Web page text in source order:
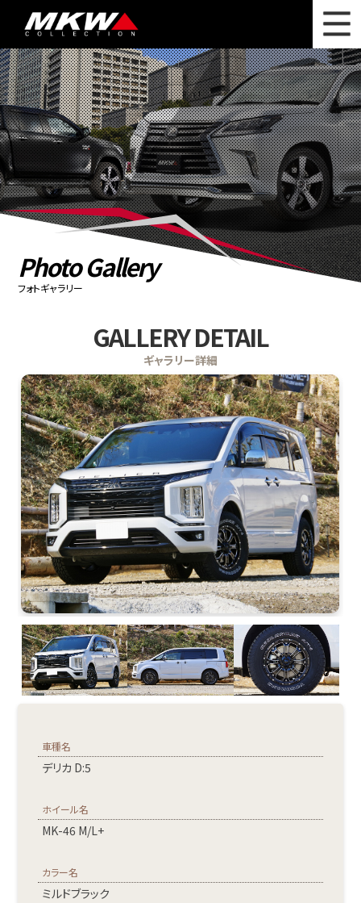
WHAT'S NEW ニュース
WHEEL LINEUP ホイールラインナップ
OTHER PRODUCT 関連製品
PHOTO GALLERY フォトギャラリー
カタログ請求
PRIVACY POLICY 個人情報保護方針
Photo Gallery
フォトギャラリー
GALLERY DETAIL
ギャラリー詳細
車種名
デリカ D:5
ホイール名
MK-46 M/L+
カラー名
ミルドブラック